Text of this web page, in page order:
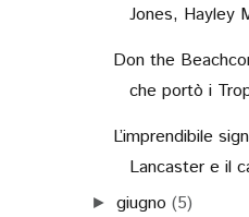
Jones, Hayley
Don the
che portò i
L’imprendibile
Lancaster e il
►giugno (5)